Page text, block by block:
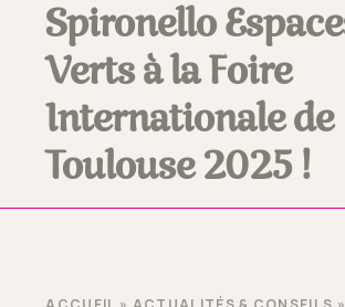
Spironello
Verts à la Foire
Internationale de
Toulouse 2025 !